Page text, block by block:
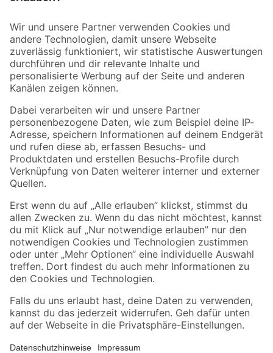
Der toom Newsletter: Keine Angebote und Aktionen mehr verpassen!
Zur Newsletter Anmeldung
Folge uns
Zahlungsarten Versandarten
Sicher einkaufen
Jetzt die toom-App herunterladen
Alle Preisangaben in EUR inkl. gesetzl. MwSt.. Die dargestellten Angebote sind unter
Umständen nicht in allen Märkten verfügbar. Die angegebenen Verfügbarkeiten beziehen
Produkte nur solange der Vorrat reicht.